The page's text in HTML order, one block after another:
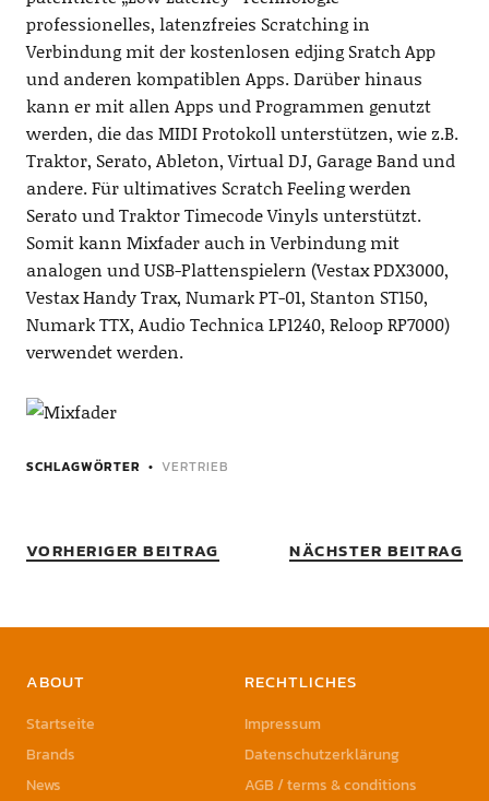
professionelles, latenzfreies Scratching in
Verbindung mit der kostenlosen edjing Sratch App
und anderen kompatiblen Apps. Darüber hinaus
kann er mit allen Apps und Programmen genutzt
werden, die das MIDI Protokoll unterstützen, wie z.B.
Traktor, Serato, Ableton, Virtual DJ, Garage Band und
andere. Für ultimatives Scratch Feeling werden
Serato und Traktor Timecode Vinyls unterstützt.
Somit kann Mixfader auch in Verbindung mit
analogen und USB-Plattenspielern (Vestax PDX3000,
Vestax Handy Trax, Numark PT-01, Stanton ST150,
Numark TTX, Audio Technica LP1240, Reloop RP7000)
verwendet werden.
SCHLAGWÖRTER VERTRIEB
VORHERIGER BEITRAG NÄCHSTER BEITRAG
ABOUT
Startseite
Brands
News
RECHTLICHES
Impressum
Datenschutzerklärung
AGB / terms & conditions